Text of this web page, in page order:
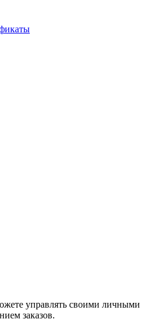
управлять своими личными
заказов.